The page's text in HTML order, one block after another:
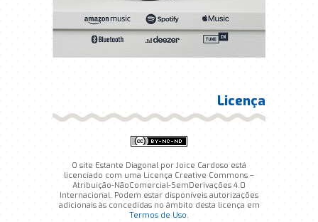
Licença
O site Estante Diagonal por Joice Cardoso está
licenciado com uma Licença Creative Commons –
Atribuição-NãoComercial-SemDerivações 4.0
Internacional. Podem estar disponíveis autorizações
adicionais às concedidas no âmbito desta licença em
Termos de Uso.